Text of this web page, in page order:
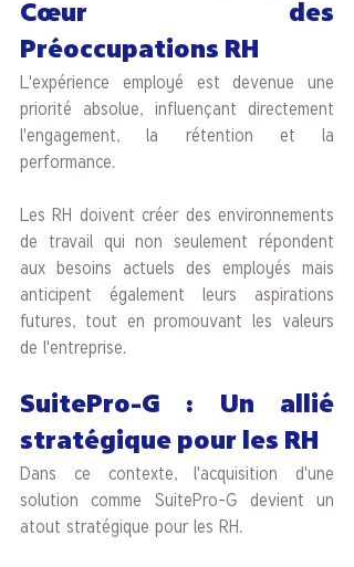
Cœur des
Préoccupations RH
L'expérience employé est devenue une
priorité absolue, influençant directement
l'engagement, la rétention et la
performance.
Les RH doivent créer des environnements
de travail qui non seulement répondent
aux besoins actuels des employés mais
anticipent également leurs aspirations
futures, tout en promouvant les valeurs
de l'entreprise.
SuitePro-G : Un allié
stratégique pour les RH
Dans ce contexte, l'acquisition d'une
solution comme SuitePro-G devient un
atout stratégique pour les RH.